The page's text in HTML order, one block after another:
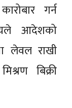
गर्न
आदेशको
लेवल राखी
बिक्री